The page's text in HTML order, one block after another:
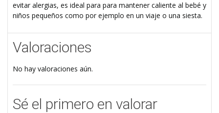
evitar alergias, es ideal para para mantener caliente al bebé y
niños pequeños como por ejemplo en un viaje o una siesta.
Valoraciones
No hay valoraciones aún.
Sé el primero en valorar